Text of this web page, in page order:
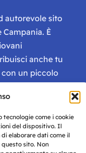
tecnologie come i cookie
del dispositivo. Il
elaborare dati come il
sito. Non
autorevole sito
È
anche tu
con un piccolo
gratis